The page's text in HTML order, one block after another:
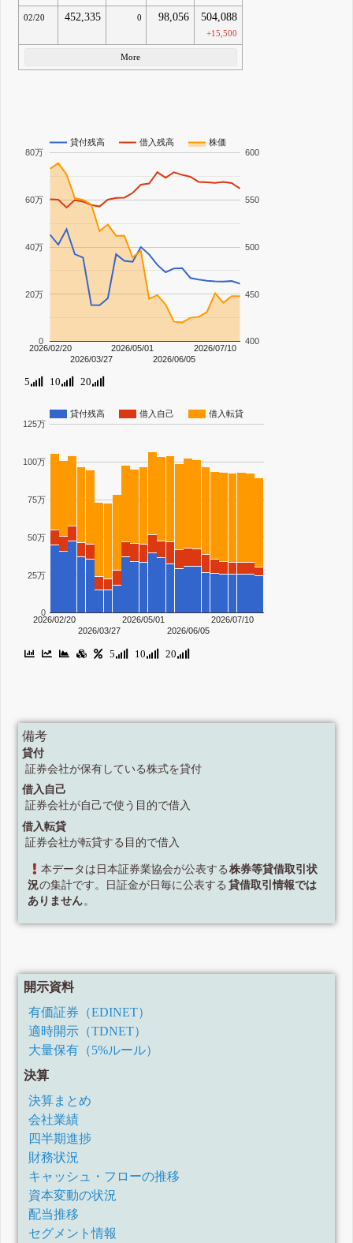
02/20 452,335 0 98,056 504,088
+15,500
More
貸付残高 借入残高 株価
2026/02/20
2026/03/27
2026/05/01
2026/06/05
2026/07/10
0
20万
40万
60万
80万
400
450
500
550
600
5 10 20
貸付残高 借入自己 借入転貸
2026/02/20
2026/03/27
2026/05/01
2026/06/05
2026/07/10
0
25万
50万
75万
100万
125万
5 10 20
備考
貸付
証券会社が保有している株式を貸付
借入自己
証券会社が自己で使う目的で借入
借入転貸
証券会社が転貸する目的で借入
本データは日本証券業協会が公表する 株券等貸借取引状
況の集計です。日証金が日毎に公表する 貸借取引情報では
ありません 。
開示資料
有価証券（EDINET）
適時開示（TDNET）
大量保有（5%ルール）
決算
決算まとめ
会社業績
四半期進捗
財務状況
キャッシュ・フローの推移
資本変動の状況
配当推移
セグメント情報